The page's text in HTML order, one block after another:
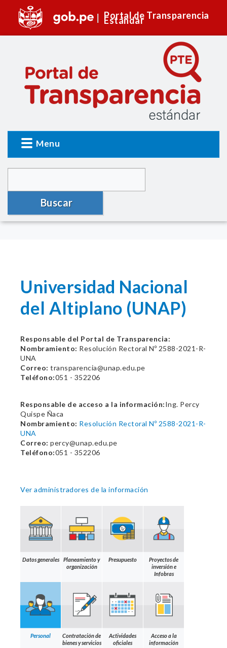
Portal de Transparencia
Estándar
Menu
Buscar
Universidad Nacional
del Altiplano (UNAP)
Responsable del Portal de Transparencia:
Nombramiento: Resolución Rectoral Nº 2588-2021-R-
UNA
Correo: transparencia@unap.edu.pe
Teléfono:051 - 352206
Responsable de acceso a la información:Ing. Percy
Quispe Ñaca
Nombramiento: Resolución Rectoral Nº 2588-2021-R-
UNA
Correo: percy@unap.edu.pe
Teléfono:051 - 352206
Ver administradores de la información
Datos generales
Planeamiento y
organización
Presupuesto
Proyectos de
inversión e
Infobras
Personal
Contratación de
bienes y servicios
Actividades
oficiales
Acceso a la
información